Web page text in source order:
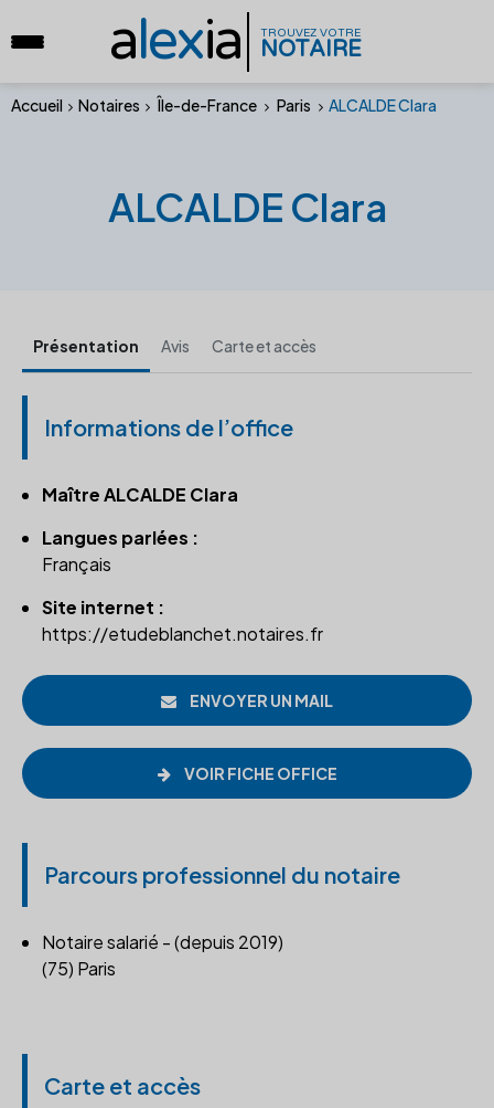
alexia TROUVEZ VOTRE
NOTAIRE
Accueil Notaires Île-de-France Paris ALCALDE Clara
ALCALDE Clara
Présentation Avis Carte et accès
Informations de l’office
Maître ALCALDE Clara
Langues parlées :
Français
Site internet :
https://etudeblanchet.notaires.fr
ENVOYER UN MAIL
VOIR FICHE OFFICE
Parcours professionnel du notaire
Notaire salarié - (depuis 2019)
(75) Paris
Carte et accès